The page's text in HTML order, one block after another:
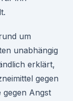
um
unabhängig
erklärt,
gegen
gegen Angst